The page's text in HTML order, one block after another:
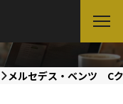
メルセデス・ベンツ C